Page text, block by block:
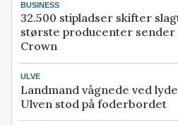
BUSINESS
32.500 stipladser skifter
største producenter sender
Crown
ULVE
Landmand vågnede ved
Ulven stod på foderbordet